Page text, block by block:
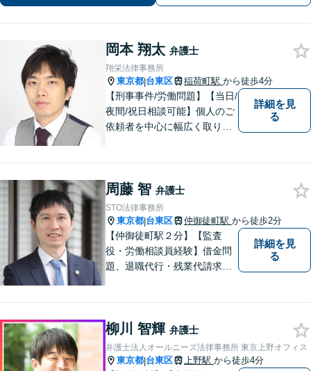
バシーに配慮】【電話・メールでの受
付可】
岡本 翔太 弁護士
翔栄法律事務所
東京都|台東区 稲荷町駅 から徒歩4分
【刑事事件/労働問題】【当日/
夜間/祝日相談可能】個人のご
依頼者を中心に幅広く取り扱
詳細を見
る
周藤 智 弁護士
STO法律事務所
東京都|台東区 仲御徒町駅 から徒歩2分
【仲御徒町駅２分】【監査
役・労働相談員経験】借金問
題、退職代行・残業代請求、
トラブルでお困りの際はご相
談ください。それぞれに最適
な「オーダーメイドの解決
詳細を見
る
柳川 智輝 弁護士
弁護士法人オールニーズ法律事務所 東京上野オフィス
東京都|台東区 上野駅 から徒歩4分